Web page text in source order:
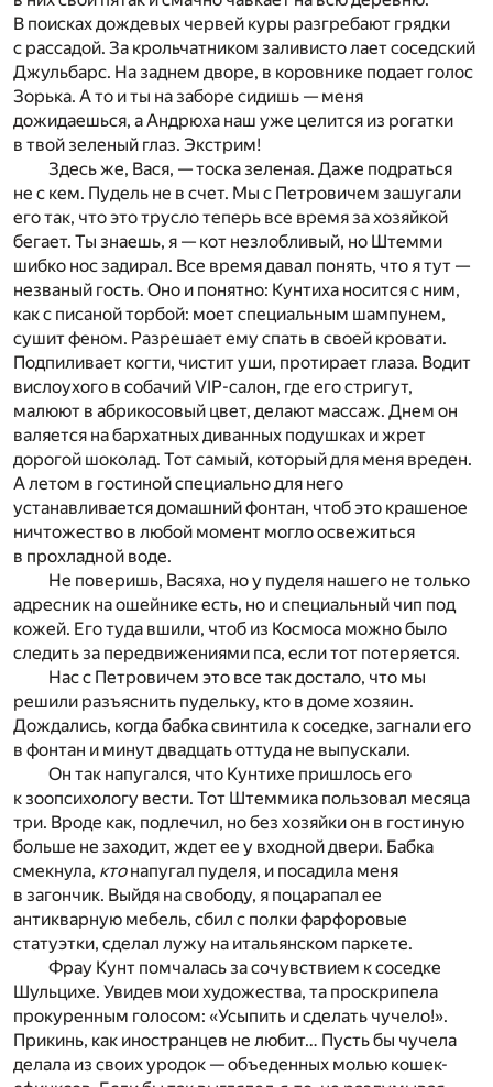
В поисках дождевых червей куры разгребают грядки
с рассадой. За крольчатником заливисто лает соседский
Джульбарс. На заднем дворе, в коровнике подает голос
Зорька. А то и ты на заборе сидишь — меня
дожидаешься, а Андрюха наш уже целится из рогатки
в твой зеленый глаз. Экстрим!
Здесь же, Вася, — тоска зеленая. Даже подраться
не с кем. Пудель не в счет. Мы с Петровичем зашугали
его так, что это трусло теперь все время за хозяйкой
бегает. Ты знаешь, я — кот незлобливый, но Штемми
шибко нос задирал. Все время давал понять, что я тут —
незваный гость. Оно и понятно: Кунтиха носится с ним,
как с писаной торбой: моет специальным шампунем,
сушит феном. Разрешает ему спать в своей кровати.
Подпиливает когти, чистит уши, протирает глаза. Водит
вислоухого в собачий VIP-салон, где его стригут,
малюют в абрикосовый цвет, делают массаж. Днем он
валяется на бархатных диванных подушках и жрет
дорогой шоколад. Тот самый, который для меня вреден.
А летом в гостиной специально для него
устанавливается домашний фонтан, чтоб это крашеное
ничтожество в любой момент могло освежиться
в прохладной воде.
Не поверишь, Васяха, но у пуделя нашего не только
адресник на ошейнике есть, но и специальный чип под
кожей. Его туда вшили, чтоб из Космоса можно было
следить за передвижениями пса, если тот потеряется.
Нас с Петровичем это все так достало, что мы
решили разъяснить пудельку, кто в доме хозяин.
Дождались, когда бабка свинтила к соседке, загнали его
в фонтан и минут двадцать оттуда не выпускали.
Он так напугался, что Кунтихе пришлось его
к зоопсихологу вести. Тот Штеммика пользовал месяца
три. Вроде как, подлечил, но без хозяйки он в гостиную
больше не заходит, ждет ее у входной двери. Бабка
смекнула, ктонапугал пуделя, и посадила меня
в загончик. Выйдя на свободу, я поцарапал ее
антикварную мебель, сбил с полки фарфоровые
статуэтки, сделал лужу на итальянском паркете.
Фрау Кунт помчалась за сочувствием к соседке
Шульцихе. Увидев мои художества, та проскрипела
прокуренным голосом: «Усыпить и сделать чучело!».
Прикинь, как иностранцев не любит… Пусть бы чучела
делала из своих уродок — объеденных молью кошек-